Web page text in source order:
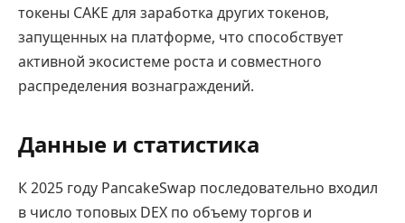
токены CAKE для заработка других токенов,
запущенных на платформе, что способствует
активной экосистеме роста и совместного
распределения вознаграждений.
Данные и статистика
К 2025 году PancakeSwap последовательно входил
в число топовых DEX по объему торгов и